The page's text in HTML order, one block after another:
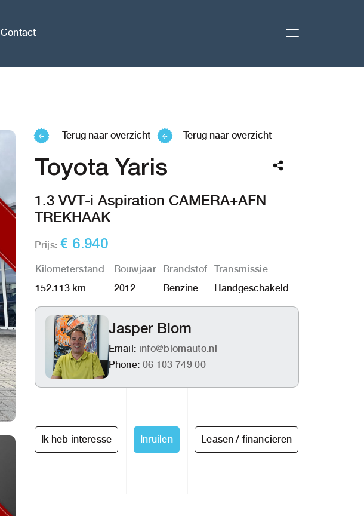
Contact
Terug naar overzicht Terug naar overzicht
Toyota Yaris
1.3 VVT-i Aspiration CAMERA+AFN
TREKHAAK
Prijs: € 6.940
Kilometerstand
152.113 km
Bouwjaar
2012
Brandstof
Benzine
Transmissie
Handgeschakeld
Jasper Blom
Email: info@blomauto.nl
Phone: 06 103 749 00
Ik heb interesse Inruilen Leasen / financieren